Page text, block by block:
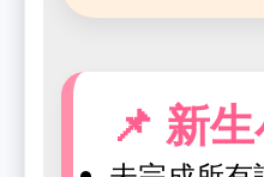
📌 新